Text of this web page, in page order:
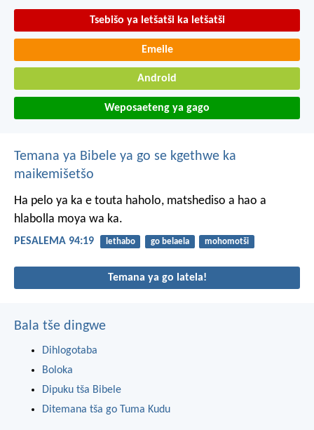
Tsebišo ya letšatši ka letšatši
Emeile
Android
Weposaeteng ya gago
Temana ya Bibele ya go se kgethwe ka
maikemišetšo
Ha pelo ya ka e touta haholo, matshediso a hao a
hlabolla moya wa ka.
PESALEMA 94:19 lethabo go belaela mohomotši
Temana ya go latela!
Bala tše dingwe
Dihlogotaba
Boloka
Dipuku tša Bibele
Ditemana tša go Tuma Kudu